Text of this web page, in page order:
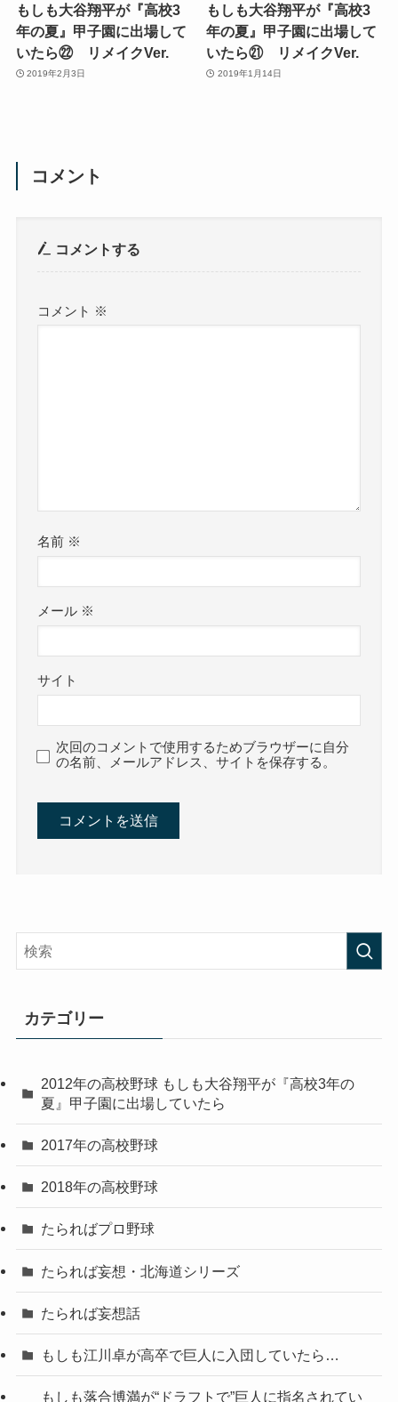
もしも大谷翔平が『高校3
年の夏』甲子園に出場して
いたら㉒ リメイクVer.
2019年2月3日
もしも大谷翔平が『高校3
年の夏』甲子園に出場して
いたら㉑ リメイクVer.
2019年1月14日
コメント
コメントする
コメント ※
名前 ※
メール ※
サイト
次回のコメントで使用するためブラウザーに自分
の名前、メールアドレス、サイトを保存する。
カテゴリー
2012年の高校野球 もしも大谷翔平が『高校3年の
夏』甲子園に出場していたら
2017年の高校野球
2018年の高校野球
たらればプロ野球
たられば妄想・北海道シリーズ
たられば妄想話
もしも江川卓が高卒で巨人に入団していたら…
もしも落合博満が“ドラフトで”巨人に指名されてい